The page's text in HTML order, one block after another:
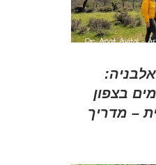
בצפון
– מדריך